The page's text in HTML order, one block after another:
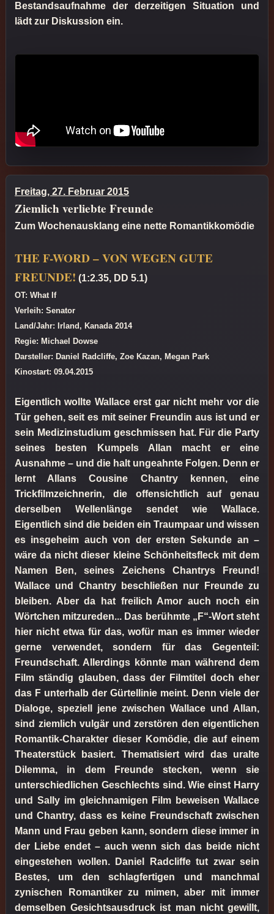
Bestandsaufnahme der derzeitigen Situation und
lädt zur Diskussion ein.
Freitag, 27. Februar 2015
Ziemlich verliebte Freunde
Zum Wochenausklang eine nette Romantikkomödie
THE F-WORD – VON WEGEN GUTE
FREUNDE! (1:2.35, DD 5.1)
OT: What If
Verleih: Senator
Land/Jahr: Irland, Kanada 2014
Regie: Michael Dowse
Darsteller: Daniel Radcliffe, Zoe Kazan, Megan Park
Kinostart: 09.04.2015
Eigentlich wollte Wallace erst gar nicht mehr vor die
Tür gehen, seit es mit seiner Freundin aus ist und er
sein Medizinstudium geschmissen hat. Für die Party
seines besten Kumpels Allan macht er eine
Ausnahme – und die halt ungeahnte Folgen. Denn er
lernt Allans Cousine Chantry kennen, eine
Trickfilmzeichnerin, die offensichtlich auf genau
derselben Wellenlänge sendet wie Wallace.
Eigentlich sind die beiden ein Traumpaar und wissen
es insgeheim auch von der ersten Sekunde an –
wäre da nicht dieser kleine Schönheitsfleck mit dem
Namen Ben, seines Zeichens Chantrys Freund!
Wallace und Chantry beschließen nur Freunde zu
bleiben. Aber da hat freilich Amor auch noch ein
Wörtchen mitzureden... Das berühmte „F“-Wort steht
hier nicht etwa für das, wofür man es immer wieder
gerne verwendet, sondern für das Gegenteil:
Freundschaft. Allerdings könnte man während dem
Film ständig glauben, dass der Filmtitel doch eher
das F unterhalb der Gürtellinie meint. Denn viele der
Dialoge, speziell jene zwischen Wallace und Allan,
sind ziemlich vulgär und zerstören den eigentlichen
Romantik-Charakter dieser Komödie, die auf einem
Theaterstück basiert. Thematisiert wird das uralte
Dilemma, in dem Freunde stecken, wenn sie
unterschiedlichen Geschlechts sind. Wie einst Harry
und Sally im gleichnamigen Film beweisen Wallace
und Chantry, dass es keine Freundschaft zwischen
Mann und Frau geben kann, sondern diese immer in
der Liebe endet – auch wenn sich das beide nicht
eingestehen wollen. Daniel Radcliffe tut zwar sein
Bestes, um den schlagfertigen und manchmal
zynischen Romantiker zu mimen, aber mit immer
demselben Gesichtsausdruck ist man nicht gewillt,